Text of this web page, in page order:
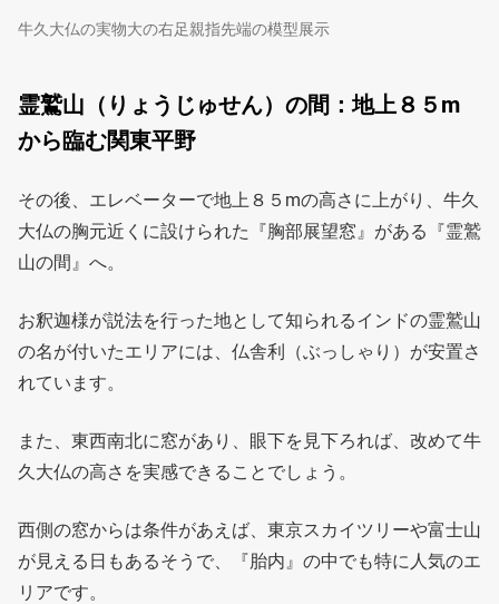
牛久大仏の実物大の右足親指先端の模型展示
霊鷲山（りょうじゅせん）の間：地上８５m
から臨む関東平野
その後、エレベーターで地上８５mの高さに上がり、牛久
大仏の胸元近くに設けられた『胸部展望窓』がある『霊鷲
山の間』へ。
お釈迦様が説法を行った地として知られるインドの霊鷲山
の名が付いたエリアには、仏舎利（ぶっしゃり）が安置さ
れています。
また、東西南北に窓があり、眼下を見下ろれば、改めて牛
久大仏の高さを実感できることでしょう。
西側の窓からは条件があえば、東京スカイツリーや富士山
が見える日もあるそうで、『胎内』の中でも特に人気のエ
リアです。